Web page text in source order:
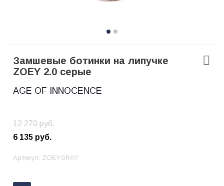
Замшевые ботинки на липучке
ZOEY 2.0 серые
AGE OF INNOCENCE
12 270руб.
6 135 руб.
Артикул: ZOEYGRAY